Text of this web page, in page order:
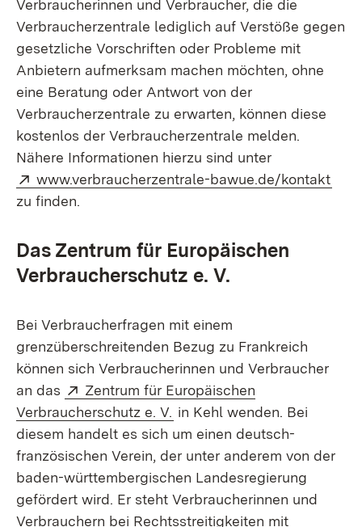
Verbraucherinnen und Verbraucher, die die
Verbraucherzentrale lediglich auf Verstöße gegen
gesetzliche Vorschriften oder Probleme mit
Anbietern aufmerksam machen möchten, ohne
eine Beratung oder Antwort von der
Verbraucherzentrale zu erwarten, können diese
kostenlos der Verbraucherzentrale melden.
Nähere Informationen hierzu sind unter
Extern:
www.verbraucherzentrale-bawue.de/kontakt
zu finden.
Das Zentrum für Europäischen
Verbraucherschutz e. V.
Bei Verbraucherfragen mit einem
grenzüberschreitenden Bezug zu Frankreich
können sich Verbraucherinnen und Verbraucher
an das
Extern:
Zentrum für Europäischen
Verbraucherschutz e. V. (Öffnet in neuem Fenster)
in Kehl wenden. Bei
diesem handelt es sich um einen deutsch-
französischen Verein, der unter anderem von der
baden-württembergischen Landesregierung
gefördert wird. Er steht Verbraucherinnen und
Verbrauchern bei Rechtsstreitigkeiten mit